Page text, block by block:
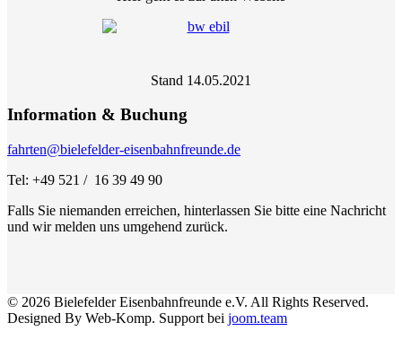
Stand 14.05.2021
Information & Buchung
fahrten@bielefelder-eisenbahnfreunde.de
Tel: +49 521 / 16 39 49 90
Falls Sie niemanden erreichen, hinterlassen Sie bitte eine Nachricht
und wir melden uns umgehend zurück.
© 2026 Bielefelder Eisenbahnfreunde e.V. All Rights Reserved.
Designed By Web-Komp. Support bei joom.team